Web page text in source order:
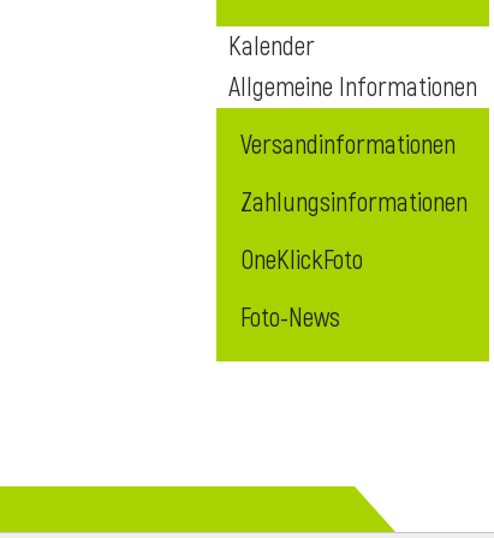
Kalender
Allgemeine Informationen
Versandinformationen
Zahlungsinformationen
OneKlickFoto
Foto-News